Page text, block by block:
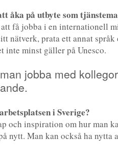
åka på utbyte som
få jobba i en internationell
nätverk, prata ett annat
minst gäller på Unesco.
jobba med
i Sverige?
och inspiration om hur man
nytt. Man kan också ha nytta